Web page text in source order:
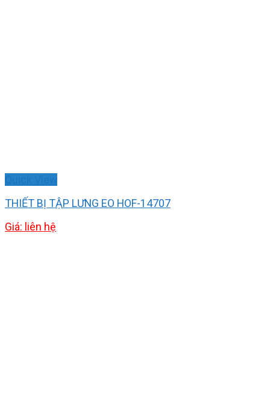
THIẾT BỊ TẬP LƯNG EO HOF-14707
Giá: liên hệ